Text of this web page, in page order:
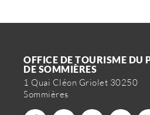
OFFICE DE TOURISME DU
DE SOMMIÈRES
1 Quai Cléon Griolet 30250
Sommières